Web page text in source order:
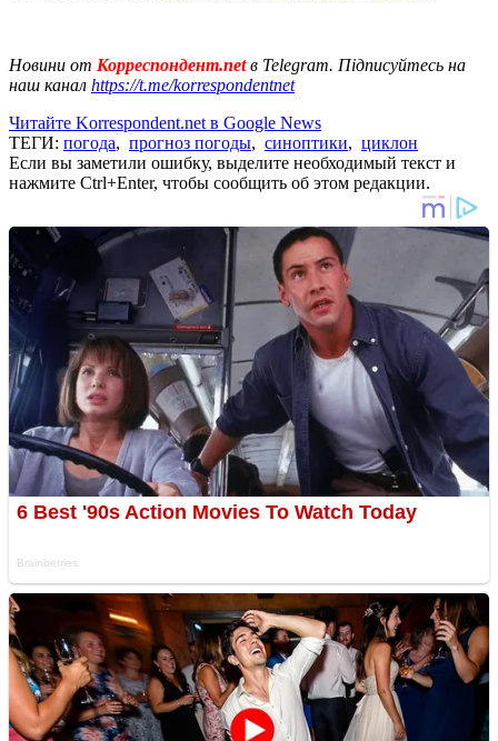
Новини от Корреспондент.netв Telegram. Підписуйтесь на
наш канал https://t.me/korrespondentnet
Читайте Korrespondent.net в Google News
ТЕГИ: погода, прогноз погоды, синоптики, циклон
Если вы заметили ошибку, выделите необходимый текст и
нажмите Ctrl+Enter, чтобы сообщить об этом редакции.